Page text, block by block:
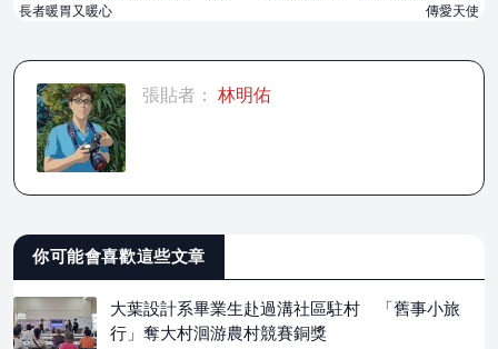
傳愛天使
長者暖胃又暖心
張貼者： 林明佑
你可能會喜歡這些文章
大葉設計系畢業生赴過溝社區駐村 「舊事小旅
行」奪大村洄游農村競賽銅獎